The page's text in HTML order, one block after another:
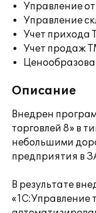
Управление
Управление
Учет прихода
Учет продаж
Описание
Внедрен
торговлей 8» в
небольшими
предприятия в
В результате
«1С:Управление